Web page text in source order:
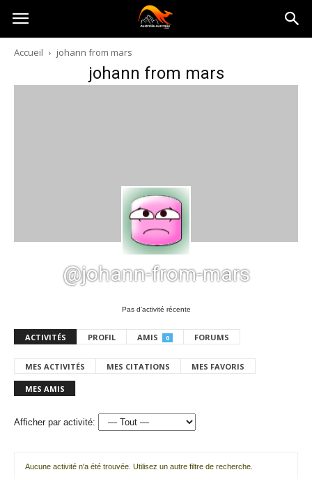
Australia-
australie.com
Accueil johann from mars
johann from mars
@johann-from-mars
Pas d’activité récente
ACTIVITÉS PROFIL AMIS 0 FORUMS
MES ACTIVITÉS MES CITATIONS MES FAVORIS
MES AMIS
Afficher par activité:
Aucune activité n'a été trouvée. Utilisez un autre filtre de recherche.